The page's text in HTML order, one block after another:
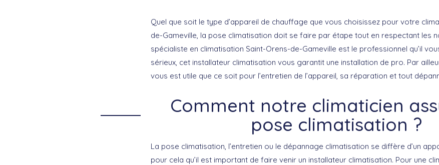
Quel que soit le type d’appareil de chauffage que vous choisissez pour votre
de-Gameville, la pose climatisation doit se faire par étape tout en respectant les
spécialiste en climatisation Saint-Orens-de-Gameville est le professionnel qu’il
sérieux, cet installateur climatisation vous garantit une installation de pro. Par
vous est utile que ce soit pour l’entretien de l’appareil, sa réparation et tout
Comment notre climaticien
pose climatisation ?
La pose climatisation, l’entretien ou le dépannage climatisation se diffère d’un
pour cela qu’il est important de faire venir un installateur climatisation. Pour une